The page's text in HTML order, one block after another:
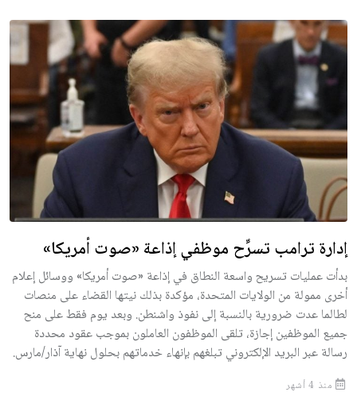
إدارة ترامب تسرِّح موظفي إذاعة «صوت أمريكا»
بدأت عمليات تسريح واسعة النطاق في إذاعة «صوت أمريكا» ووسائل إعلام
أخرى ممولة من الولايات المتحدة، مؤكدة بذلك نيتها القضاء على منصات
لطالما عدت ضرورية بالنسبة إلى نفوذ واشنطن. وبعد يوم فقط على منح
جميع الموظفين إجازة، تلقى الموظفون العاملون بموجب عقود محددة
رسالة عبر البريد الإلكتروني تبلغهم بإنهاء خدماتهم بحلول نهاية آذار/مارس.
منذ 4 أشهر